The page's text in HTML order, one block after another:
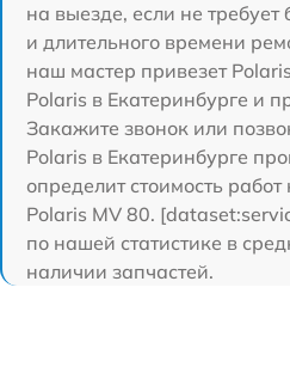
на выезде, если не
и длительного времени
наш мастер привезет
Polaris в Екатеринбурге и
Закажите звонок или
Polaris в Екатеринбурге
определит стоимость
Polaris MV 80.
по нашей статистике в
наличии запчастей.